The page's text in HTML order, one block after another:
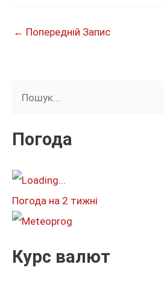
← Попередній Запис
к
т
:
Погода
Погода на 2 тижні
Курс валют